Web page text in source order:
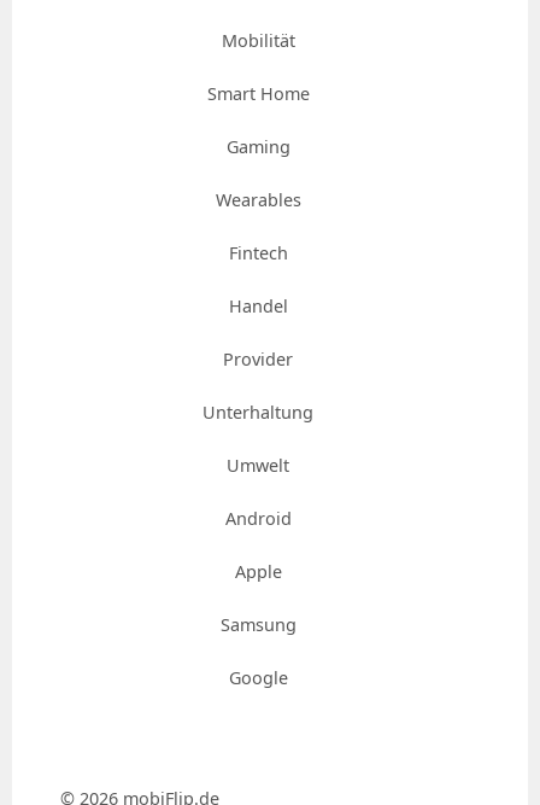
Mobilität
Smart Home
Gaming
Wearables
Fintech
Handel
Provider
Unterhaltung
Umwelt
Android
Apple
Samsung
Google
© 2026 mobiFlip.de